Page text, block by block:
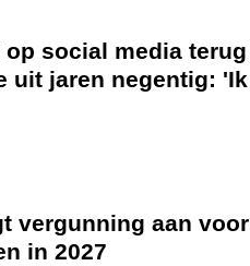
social media terug
uit jaren negentig: 'Ik
vergunning aan voor
in 2027